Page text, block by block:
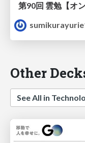
Other
See All in